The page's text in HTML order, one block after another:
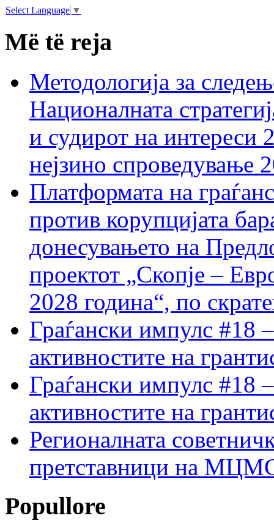
Select Language ▼
Më të reja
Методологија за
Националната
и судирот на интереси
нејзино спроведување
Платформата на
против корупцијата
донесувањето на
проектот „Скопје –
2028 година“, по
Граѓански импулс #18
активностите на
Граѓански импулс #18
активностите на
Регионалната
претставници на МЦМС
Popullore